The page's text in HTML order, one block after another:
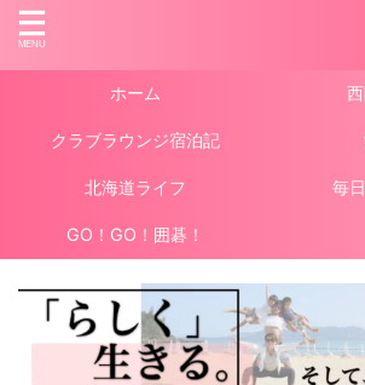
ホーム
クラブラウンジ宿泊記
北海道ライフ 毎
GO！GO！囲碁！